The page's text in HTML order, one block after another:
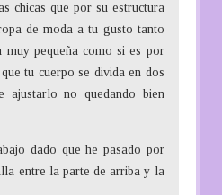
chicas que por su estructura
de moda a tu gusto tanto
muy pequeña como si es por
tu cuerpo se divida en dos
ajustarlo no quedando bien
dado que he pasado por
entre la parte de arriba y la